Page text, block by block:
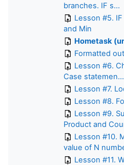
branches. IF s...
Lesson #5.
and Min
Hometask
Formatted
Lesson #6.
Case statemen...
Lesson #7.
Lesson #8.
Lesson #9.
Product and
Lesson #10.
value of N
Lesson #11.